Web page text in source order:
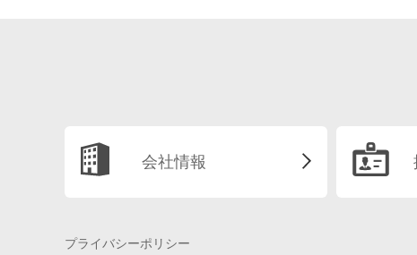
会社情報
プライバシーポリシー